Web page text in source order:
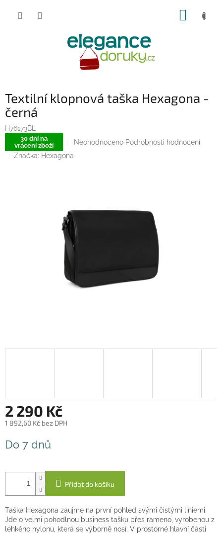
Textilní klopnová taška Hexagona -
černá
H76173BL
30 dní na
vrácení zboží
Průměrné
produktu
Neohodnoceno Podrobnosti hodnocení
Značka: Hexagona
2 290 Kč
1 892,60 Kč bez DPH
cena:
Do 7 dnů
Přidat do košíku
Taška Hexagona zaujme na první pohled svými čistými liniemi.
Jde o velmi pohodlnou business tašku přes rameno, vyrobenou z
lehkého nylonu, která se výborně nosí. V prostorné hlavní části